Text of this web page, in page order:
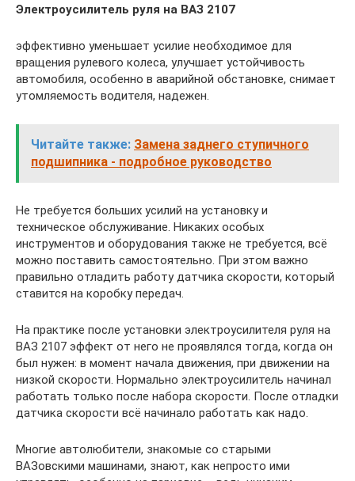
Электроусилитель руля на ВАЗ 2107
эффективно уменьшает усилие необходимое для
вращения рулевого колеса, улучшает устойчивость
автомобиля, особенно в аварийной обстановке, снимает
утомляемость водителя, надежен.
Читайте также: Замена заднего ступичного
подшипника - подробное руководство
Не требуется больших усилий на установку и
техническое обслуживание. Никаких особых
инструментов и оборудования также не требуется, всё
можно поставить самостоятельно. При этом важно
правильно отладить работу датчика скорости, который
ставится на коробку передач.
На практике после установки электроусилителя руля на
ВАЗ 2107 эффект от него не проявлялся тогда, когда он
был нужен: в момент начала движения, при движении на
низкой скорости. Нормально электроусилитель начинал
работать только после набора скорости. После отладки
датчика скорости всё начинало работать как надо.
Многие автолюбители, знакомые со старыми
ВАЗовскими машинами, знают, как непросто ими